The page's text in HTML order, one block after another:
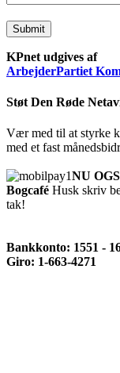
Submit
KPnet udgives af
ArbejderPartiet
Støt Den Røde
Vær med til at styrke
med et fast
NU
Bogcafé Husk skriv
tak!
Bankkonto: 1551 -
Giro: 1-663-4271